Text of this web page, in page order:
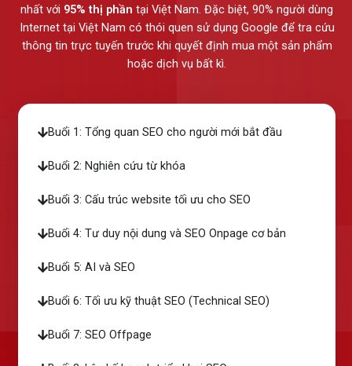
nhất với 95% thị phần tại Việt Nam. Đặc biệt, 90% người dùng
Internet tại Việt Nam có thói quen sử dụng Google để tra cứu
thông tin trực tuyến trước khi quyết định mua một sản phẩm
hoặc dịch vụ bất kì.
Buổi 1: Tổng quan SEO cho người mới bắt đầu
Buổi 2: Nghiên cứu từ khóa
Buổi 3: Cấu trúc website tối ưu cho SEO
Buổi 4: Tư duy nội dung và SEO Onpage cơ bản
Buổi 5: AI và SEO
Buổi 6: Tối ưu kỹ thuật SEO (Technical SEO)
Buổi 7: SEO Offpage